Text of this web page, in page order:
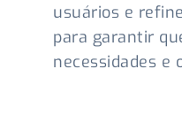
usuários e
para garantir
necessidades e